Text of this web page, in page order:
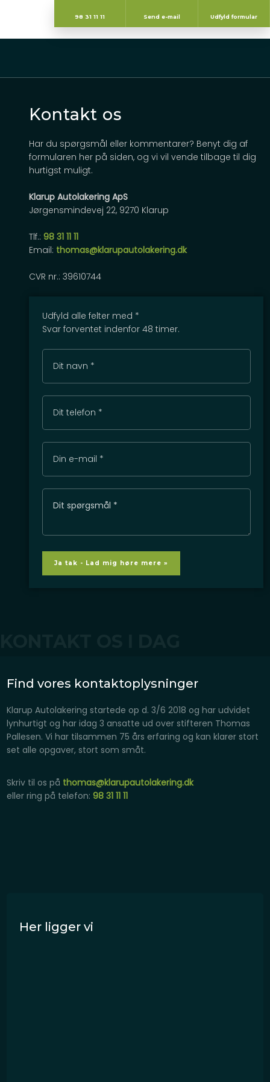
98 31 11 11​ Send e-mail Udfyld formular
Kontakt os
Har du spørgsmål eller kommentarer? Benyt dig af
formularen her på siden, og vi vil vende tilbage til dig
hurtigst muligt.
Klarup Autolakering ApS
Jørgensmindevej 22, 9270 Klarup
Tlf.:98 31 11 11
Email: thomas@klarupautolakering.dk
CVR nr.: 39610744
Udfyld alle felter med *
Svar forventet indenfor 48 timer.​
Find vores kontaktoplysninger
Klarup Autolakering startede op d. 3/6 2018 og har udvidet
lynhurtigt og har idag 3 ansatte ud over stifteren Thomas
Pallesen. Vi har tilsammen 75 års erfaring og kan klarer stort
set alle opgaver, stort som småt.
Skriv til os på thomas@klarupautolakering.dk
eller ring på telefon: 98 31 11 11
Her ligger vi